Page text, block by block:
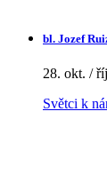
bl. Jozef
28. okt. /
Světci k